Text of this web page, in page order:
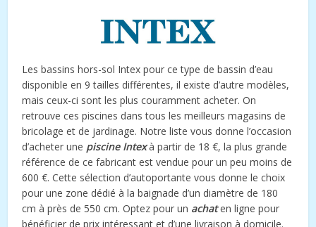
Les bassins hors-sol Intex pour ce type de bassin d’eau
disponible en 9 tailles différentes, il existe d’autre modèles,
mais ceux-ci sont les plus couramment acheter. On
retrouve ces piscines dans tous les meilleurs magasins de
bricolage et de jardinage. Notre liste vous donne l’occasion
d’acheter une piscine Intexà partir de 18 €, la plus grande
référence de ce fabricant est vendue pour un peu moins de
600 €. Cette sélection d’autoportante vous donne le choix
pour une zone dédié à la baignade d’un diamètre de 180
cm à près de 550 cm. Optez pour un achaten ligne pour
bénéficier de prix intéressant et d’une livraison à domicile.